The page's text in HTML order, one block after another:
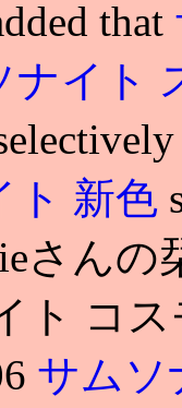
that
ナイト
ト 新色
さん
ト コ
サムソ